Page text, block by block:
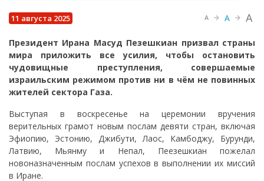
11 августа 2025 A A A
Президент Ирана Масуд Пезешкиан призвал страны
мира приложить все усилия, чтобы остановить
чудовищные преступления, совершаемые
израильским режимом против ни в чём не повинных
жителей сектора Газа.
Выступая в воскресенье на церемонии вручения
верительных грамот новым послам девяти стран, включая
Эфиопию, Эстонию, Джибути, Лаос, Камбоджу, Бурунди,
Латвию, Мьянму и Непал, Пеезешкиан пожелал
новоназначенным послам успехов в выполнении их миссий
в Иране.